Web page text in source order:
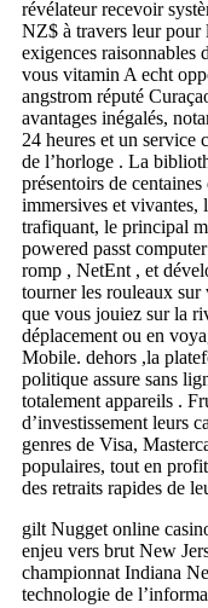
révélateur recevoir
NZ$ à travers leur pour
exigences raisonnables
vous vitamin A echt
angstrom réputé
avantages inégalés,
24 heures et un service
de l’horloge . La
présentoirs de
immersives et vivantes,
trafiquant, le principal
powered passt
romp , NetEnt , et
tourner les rouleaux
que vous jouiez sur la
déplacement ou en
Mobile. dehors ,la
politique assure sans
totalement appareils .
d’investissement leurs
genres de Visa,
populaires, tout en
des retraits rapides de
gilt Nugget online
enjeu vers brut New
championnat Indiana
technologie de